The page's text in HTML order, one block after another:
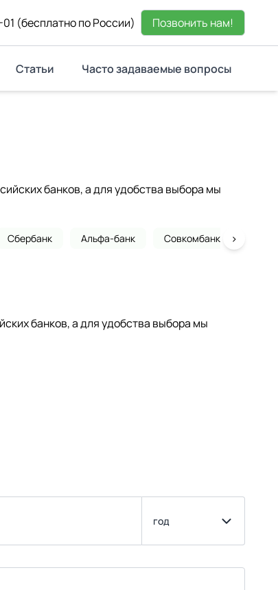
(бесплатно по России) Позвонить нам!
Статьи Часто задаваемые вопросы
банков, а для удобства выбора мы
Сбербанк Альфа-банк Совкомбанк ›
банков, а для удобства выбора мы
год